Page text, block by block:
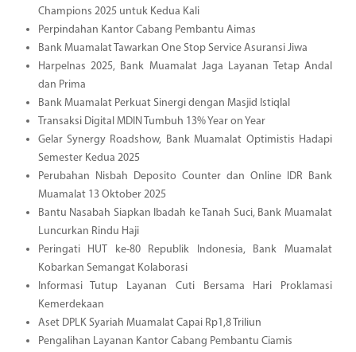
Champions 2025 untuk Kedua Kali
Perpindahan Kantor Cabang Pembantu Aimas
Bank Muamalat Tawarkan One Stop Service Asuransi Jiwa
Harpelnas 2025, Bank Muamalat Jaga Layanan Tetap Andal
dan Prima
Bank Muamalat Perkuat Sinergi dengan Masjid Istiqlal
Transaksi Digital MDIN Tumbuh 13% Year on Year
Gelar Synergy Roadshow, Bank Muamalat Optimistis Hadapi
Semester Kedua 2025
Perubahan Nisbah Deposito Counter dan Online IDR Bank
Muamalat 13 Oktober 2025
Bantu Nasabah Siapkan Ibadah ke Tanah Suci, Bank Muamalat
Luncurkan Rindu Haji
Peringati HUT ke-80 Republik Indonesia, Bank Muamalat
Kobarkan Semangat Kolaborasi
Informasi Tutup Layanan Cuti Bersama Hari Proklamasi
Kemerdekaan
Aset DPLK Syariah Muamalat Capai Rp1,8 Triliun
Pengalihan Layanan Kantor Cabang Pembantu Ciamis